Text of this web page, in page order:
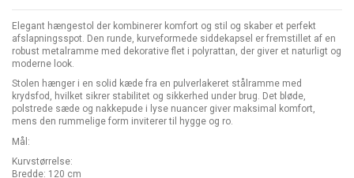
Elegant hængestol der kombinerer komfort og stil og skaber et perfekt
afslapningsspot. Den runde, kurveformede siddekapsel er fremstillet af en
robust metalramme med dekorative flet i polyrattan, der giver et naturligt og
moderne look.
Stolen hænger i en solid kæde fra en pulverlakeret stålramme med
krydsfod, hvilket sikrer stabilitet og sikkerhed under brug. Det bløde,
polstrede sæde og nakkepude i lyse nuancer giver maksimal komfort,
mens den rummelige form inviterer til hygge og ro.
Mål:
Kurvstørrelse:
Bredde: 120 cm